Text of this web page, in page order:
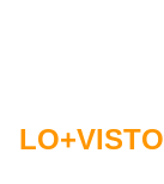
LO+VISTO